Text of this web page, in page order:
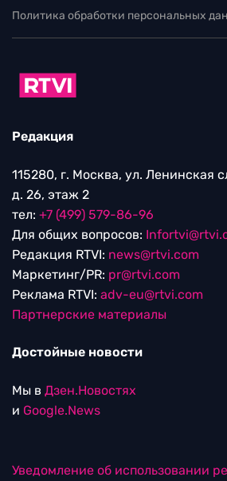
Политика обработки персональных
Редакция
115280, г. Москва, ул. Ленинская
д. 26, этаж 2
тел: +7 (499) 579-86-96
Для общих вопросов:
Редакция RTVI: news@rtvi.com
Маркетинг/PR: pr@rtvi.com
Реклама RTVI: adv-eu@rtvi.com
Партнерские материалы
Достойные новости
Мы в Дзен.Новостях
и Google.News
Уведомление об использовании